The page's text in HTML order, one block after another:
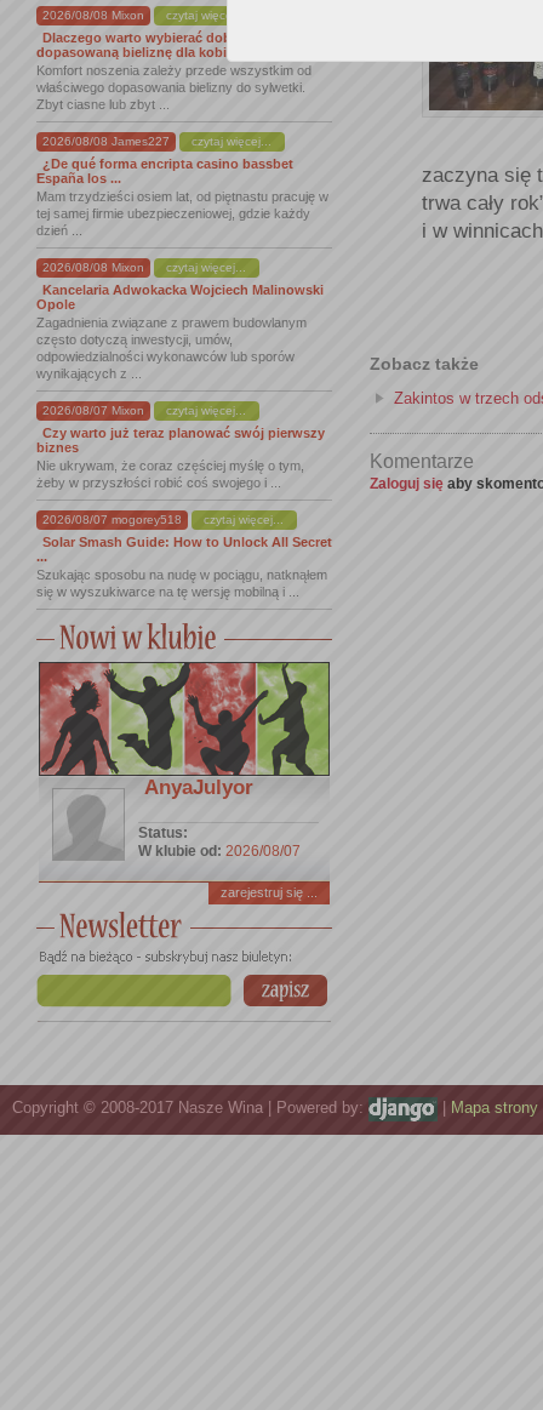
2026/08/08 Mixon czytaj więcej...
Dlaczego warto wybierać dobrze
dopasowaną bieliznę dla kobiet
Komfort noszenia zależy przede wszystkim od
właściwego dopasowania bielizny do sylwetki.
Zbyt ciasne lub zbyt ...
2026/08/08 James227 czytaj więcej...
¿De qué forma encripta casino bassbet
España los ...
Mam trzydzieści osiem lat, od piętnastu pracuję w
tej samej firmie ubezpieczeniowej, gdzie każdy
dzień ...
2026/08/08 Mixon czytaj więcej...
Kancelaria Adwokacka Wojciech Malinowski
Opole
Zagadnienia związane z prawem budowlanym
często dotyczą inwestycji, umów,
odpowiedzialności wykonawców lub sporów
wynikających z ...
2026/08/07 Mixon czytaj więcej...
Czy warto już teraz planować swój pierwszy
biznes
Nie ukrywam, że coraz częściej myślę o tym,
żeby w przyszłości robić coś swojego i ...
2026/08/07 mogorey518 czytaj więcej...
Solar Smash Guide: How to Unlock All Secret
...
Szukając sposobu na nudę w pociągu, natknąłem
się w wyszukiwarce na tę wersję mobilną i ...
AnyaJulyor
Status:
W klubie od: 2026/08/07
zarejestruj się ...
zaczyna się
trwa cały
i w
Zobacz także
Zakintos w trzech
Komentarze
Zaloguj się aby
Copyright © 2008-2017 Nasze Wina | Powered by: Mapa strony